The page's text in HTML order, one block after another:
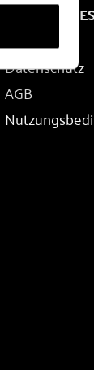
Impressum
Datenschutz
AGB